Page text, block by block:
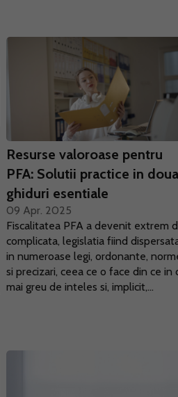
Resurse valoroase pentru
PFA: Solutii practice in
ghiduri esentiale
09 Apr. 2025
Fiscalitatea PFA a devenit extrem
complicata, legislatia fiind
in numeroase legi, ordonante,
si precizari, ceea ce o face din ce in
mai greu de inteles si, implicit,...